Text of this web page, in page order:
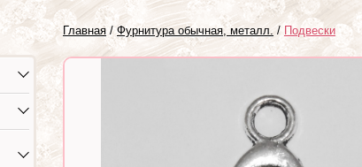
Главная / Фурнитура обычная, металл. / Подвески